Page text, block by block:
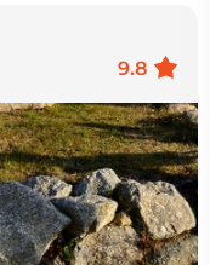
9.8